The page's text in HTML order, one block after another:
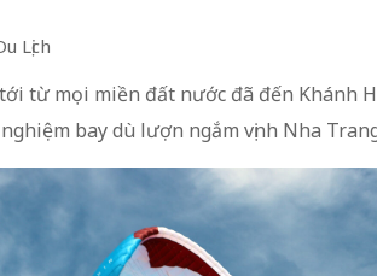
Lịch
từ mọi miền đất nước đã đến Khánh
bay dù lượn ngắm vịnh Nha